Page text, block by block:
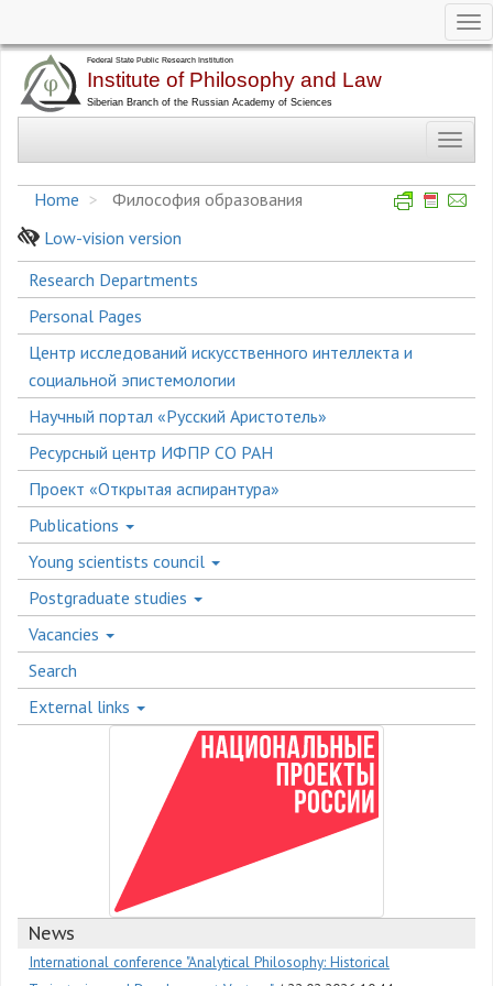
main
Home
Философия образования
Low-vision version
Боковое
меню
Research Departments
Personal Pages
Центр исследований искусственного интеллекта и
социальной эпистемологии
Научный портал «Русский Аристотель»
Ресурсный центр ИФПР СО РАН
Проект «Открытая аспирантура»
Publications
Young scientists council
Postgraduate studies
Vacancies
Search
External links
News
International conference "Analytical Philosophy: Historical